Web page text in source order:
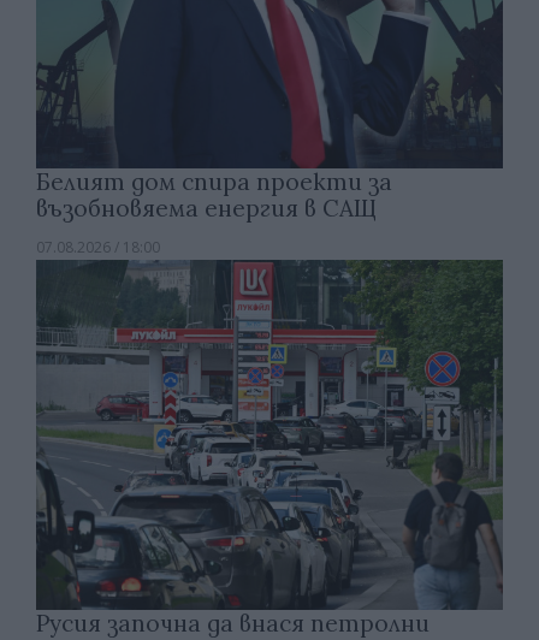
Белият дом спира проекти за
възобновяема енергия в САЩ
07.08.2026 / 18:00
Русия започна да внася петролни